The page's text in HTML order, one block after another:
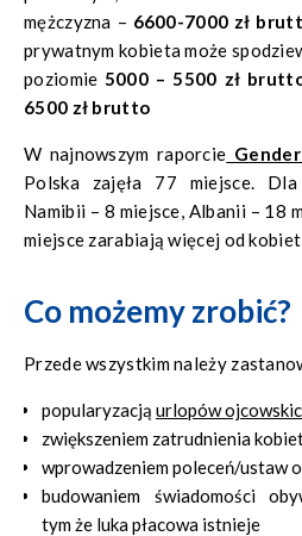
mężczyzna – 6600-7000 zł
prywatnym kobieta może
poziomie 5000 – 5500 zł
6500 zł brutto
W najnowszym raporcie
Polska zajęła 77 miejsce.
Namibii – 8 miejsce, Albanii – 18
miejsce zarabiają więcej od
Co możemy zrobić?
Przede wszystkim należy
popularyzacją urlopów
zwiększeniem zatrudnienia
wprowadzeniem poleceń/ustaw
budowaniem świadomości
tym że luka płacowa istnieje